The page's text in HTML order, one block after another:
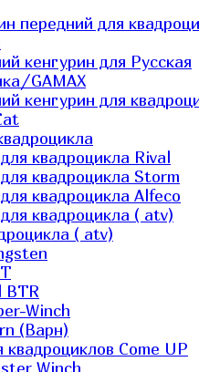
передний для
кенгурин для Русская
GAMAX
кенгурин для
квадроцикла Rival
квадроцикла Storm
квадроцикла Alfeco
квадроцикла ( atv)
( atv)
BTR
Winch
(Варн)
квадроциклов Come UP
Winch